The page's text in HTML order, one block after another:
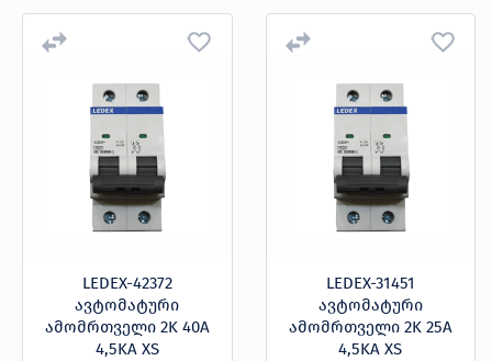
LEDEX-42372
ავტომატური
ამომრთველი 2K 40A
4,5KA XS
LEDEX-31451
ავტომატური
ამომრთველი 2K 25A
4,5KA XS